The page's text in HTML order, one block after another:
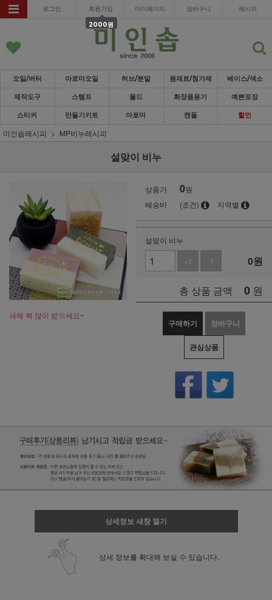
로그인 회원가입
2000원
마이페이지 장바구니 레시피
오일/버터 아로마오일 허브/분말 원재료/첨가제 베이스/색소
제작도구 스템프 몰드 화장품용기 예쁜포장
스티커 만들기키트 아로마 캔들 할인
미인솝레시피 MP비누레시피
설맞이 비누
새해 복 많이 받으세요~
상품가 0원
배송비
(조건) 지역별
설맞이 비누
+1
-1 0원
총 상품 금액 0 원
구매하기 장바구니
관심상품
상세정보 새창 열기
상세 정보를 확대해 보실 수 있습니다.